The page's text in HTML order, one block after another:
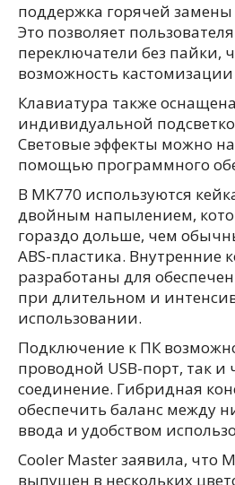
поддержка горячей
Это позволяет
переключатели без пайки,
возможность
Клавиатура также
индивидуальной
Световые эффекты можно
помощью программного
В MK770 используются
двойным напылением,
гораздо дольше, чем
ABS-пластика. Внутренние
разработаны для
при длительном и
использовании.
Подключение к ПК
проводной USB-порт, так и
соединение. Гибридная
обеспечить баланс между
ввода и удобством
Cooler Master заявила, что
выпущен в нескольких